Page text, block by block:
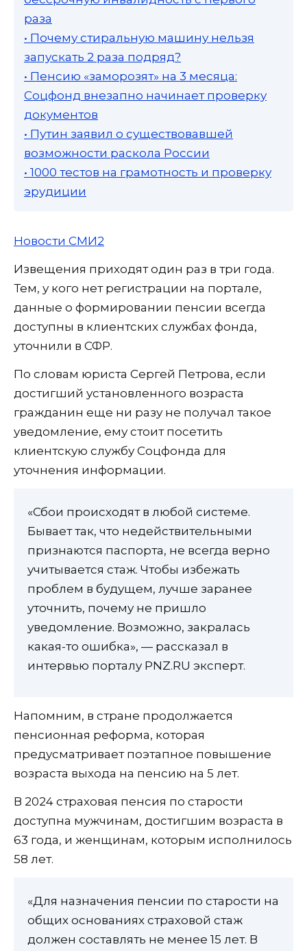
раза
• Почему стиральную машину нельзя
запускать 2 раза подряд?
• Пенсию «заморозят» на 3 месяца:
Соцфонд внезапно начинает проверку
документов
• Путин заявил о существовавшей
возможности раскола России
• 1000 тестов на грамотность и проверку
эрудиции
Новости СМИ2
Извещения приходят один раз в три года.
Тем, у кого нет регистрации на портале,
данные о формировании пенсии всегда
доступны в клиентских службах фонда,
уточнили в СФР.
По словам юриста Сергей Петрова, если
достигший установленного возраста
гражданин еще ни разу не получал такое
уведомление, ему стоит посетить
клиентскую службу Соцфонда для
уточнения информации.
«Сбои происходят в любой системе.
Бывает так, что недействительными
признаются паспорта, не всегда верно
учитывается стаж. Чтобы избежать
проблем в будущем, лучше заранее
уточнить, почему не пришло
уведомление. Возможно, закралась
какая-то ошибка», — рассказал в
интервью порталу PNZ.RU эксперт.
Напомним, в стране продолжается
пенсионная реформа, которая
предусматривает поэтапное повышение
возраста выхода на пенсию на 5 лет.
В 2024 страховая пенсия по старости
доступна мужчинам, достигшим возраста в
63 года, и женщинам, которым исполнилось
58 лет.
«Для назначения пенсии по старости на
общих основаниях страховой стаж
должен составлять не менее 15 лет. В